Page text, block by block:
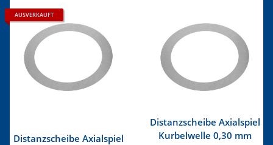
AUSVERKAUFT
Distanzscheibe Axialspiel
Distanzscheibe Axialspiel
Kurbelwelle 0,30 mm